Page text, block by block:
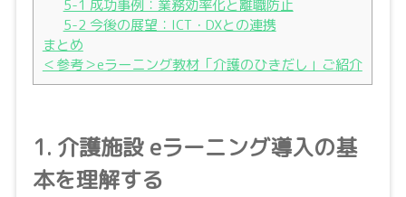
5-1 成功事例：業務効率化と離職防止
5-2 今後の展望：ICT・DXとの連携
まとめ
＜参考＞eラーニング教材「介護のひきだし」ご紹介
1. 介護施設 eラーニング導入の基
本を理解する